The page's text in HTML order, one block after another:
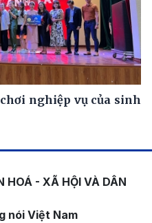
nghiệp vụ của sinh
HOÁ - XÃ HỘI VÀ DÂN
nói Việt Nam